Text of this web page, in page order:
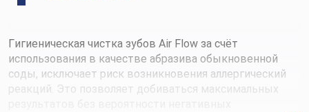
Гигиеническая чистка зубов Air Flow за счёт
использования в качестве абразива обыкновенной
соды, исключает риск возникновения аллергический
реакций. Это позволяет добиваться максимальных